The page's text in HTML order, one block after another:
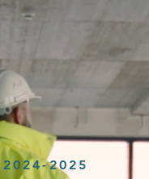
2024-2025